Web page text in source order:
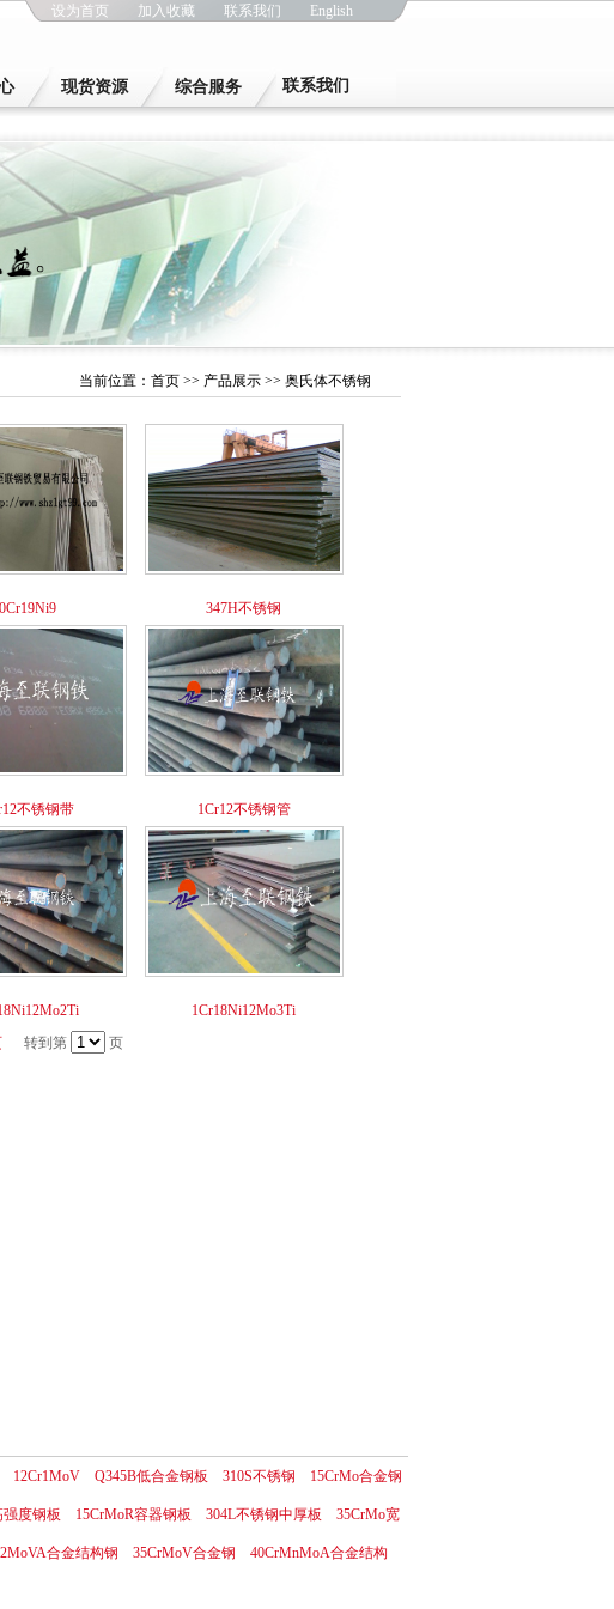
设为首页 加入收藏 联系我们 English
现货资源 综合服务 联系我们
当前位置： 首页 >> 产品展示 >> 奥氏体不锈钢
0Cr19Ni9 347H不锈钢
不锈钢带 1Cr12不锈钢管
1Cr18Ni12Mo3Ti
转到第 页
12Cr1MoV Q345B低合金钢板 310S不锈钢 15CrMo合金钢
强度钢板 15CrMoR容器钢板 304L不锈钢中厚板 35CrMo宽
合金结构钢 35CrMoV合金钢 40CrMnMoA合金结构